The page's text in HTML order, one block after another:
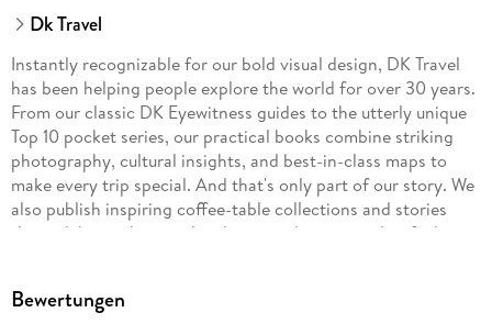
Dk Travel
Instantly recognizable for our bold visual design, DK Travel
has been helping people explore the world for over 30 years.
From our classic DK Eyewitness guides to the utterly unique
Top 10 pocket series, our practical books combine striking
photography, cultural insights, and best-in-class maps to
make every trip special. And that's only part of our story. We
also publish inspiring coffee-table collections and stories
that celebrate the people, places, and passions that fuel your
want to go.
Bewertungen